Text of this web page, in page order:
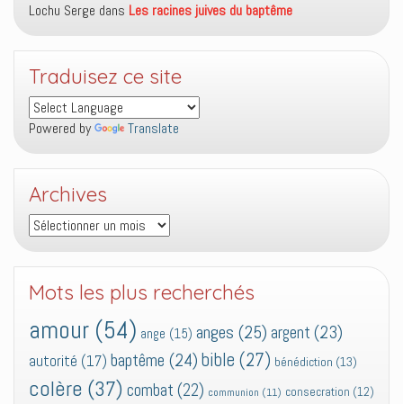
Lochu Serge dans Les racines juives du baptême
Traduisez ce site
Powered by Translate
Archives
Archives
Mots les plus recherchés
amour (54) ange (15) anges (25) argent (23)
autorité (17) baptême (24) bible (27) bénédiction (13)
colère (37) combat (22) communion (11) consecration (12)